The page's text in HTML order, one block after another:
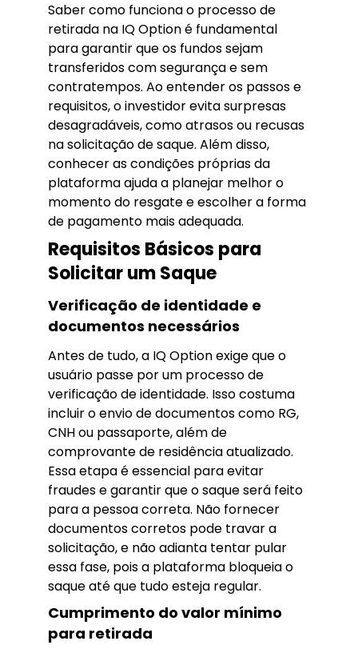
Saber como funciona o processo de
retirada na IQ Option é fundamental
para garantir que os fundos sejam
transferidos com segurança e sem
contratempos. Ao entender os passos e
requisitos, o investidor evita surpresas
desagradáveis, como atrasos ou recusas
na solicitação de saque. Além disso,
conhecer as condições próprias da
plataforma ajuda a planejar melhor o
momento do resgate e escolher a forma
de pagamento mais adequada.
Requisitos Básicos para
Solicitar um Saque
Verificação de identidade e
documentos necessários
Antes de tudo, a IQ Option exige que o
usuário passe por um processo de
verificação de identidade. Isso costuma
incluir o envio de documentos como RG,
CNH ou passaporte, além de
comprovante de residência atualizado.
Essa etapa é essencial para evitar
fraudes e garantir que o saque será feito
para a pessoa correta. Não fornecer
documentos corretos pode travar a
solicitação, e não adianta tentar pular
essa fase, pois a plataforma bloqueia o
saque até que tudo esteja regular.
Cumprimento do valor mínimo
para retirada